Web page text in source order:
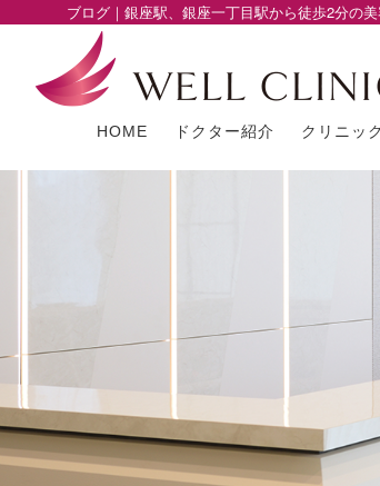
HOME ドクター紹介 クリニッ
ブログ｜銀座駅、銀座一丁目駅から徒歩2分の